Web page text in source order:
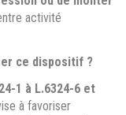
activité
ce dispositif ?
1 à L.6324-6 et
à favoriser